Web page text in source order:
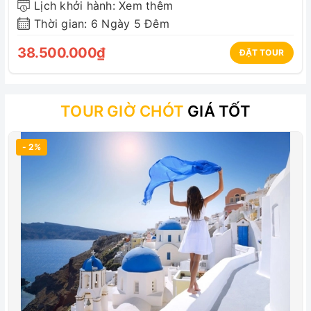
Phụ phí vé máy bay lẻ nếu đi hoặc về khác ngày.
Trẻ em:
Trẻ em từ 10 tuổi tính như người lớn.
Trẻ em cần có hộ chiếu riêng hoặc hộ chiếu đi
cùng bố mẹ. Trẻ em dưới 18 tuổi không đi cùng bố
mẹ phải có giấy ủy quyền hợp pháp
Lưu ý:
Kinh phí trên áp dụng cho khách hàng mang hộ
chiếu Việt nam (hộ chiếu có giá trị 6 tháng). Khách
mang hộ chiếu nước ngoài, vui lòng kiểm tra lại.
Lịch khởi hành: Xem thêm
Thời gian: 6 Ngày 5 Đêm
38.500.000₫ ĐẶT TOUR
TOUR GIỜ CHÓT GIÁ TỐT
- 2%